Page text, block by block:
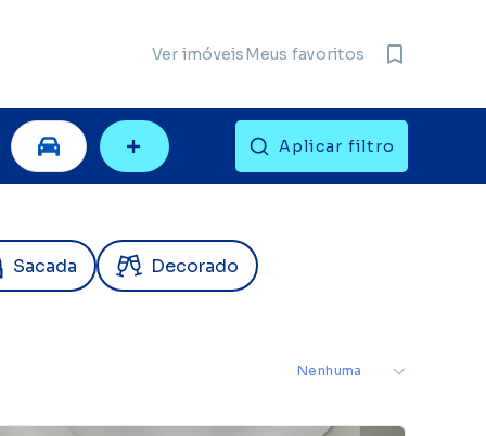
Ver imóveisMeus favoritos
Filtros Aplicar filtro
Sacada Decorado